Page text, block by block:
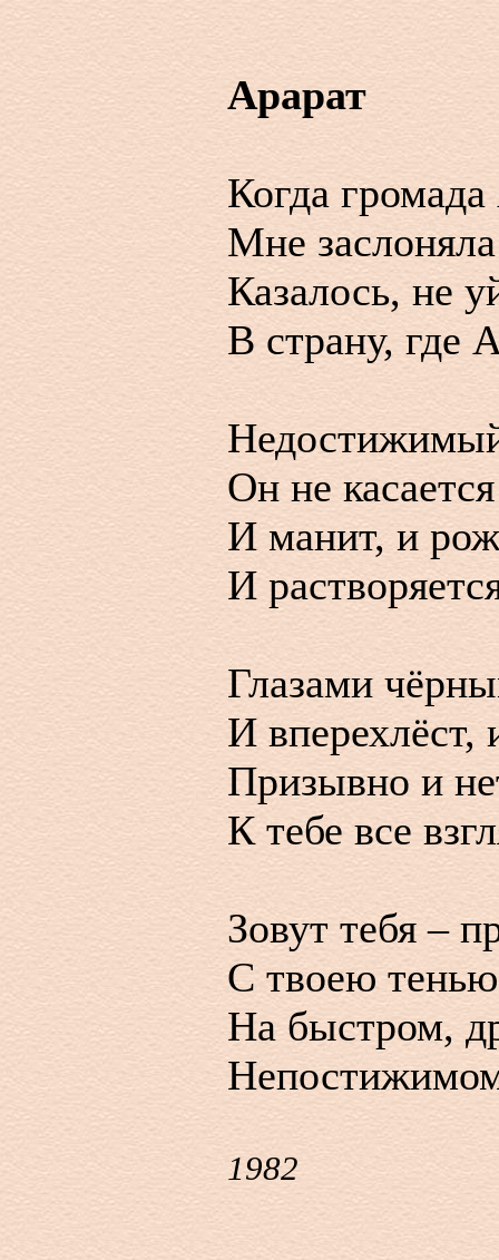
Арарат
Когда
Мне
Казалось, не
В страну, где
Он не
И манит, и
И
Глазами
И вперехлёст,
Призывно и
К тебе все
Зовут тебя –
С твоею
На быстром,
1982